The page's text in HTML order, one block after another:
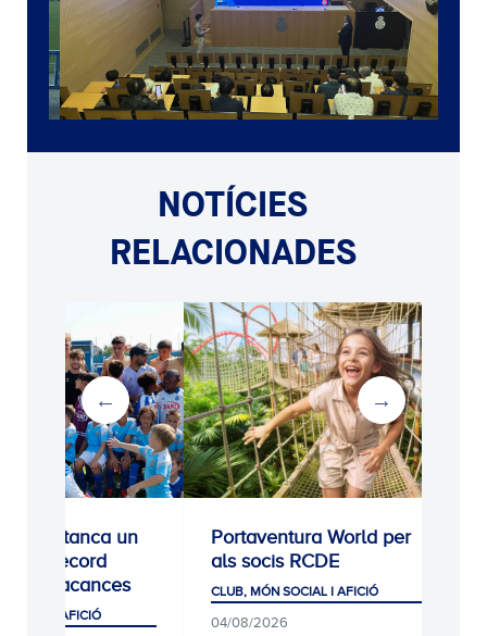
NOTÍCIES
RELACIONADES
RCDE tanca un
de rècord
les vacances
SOCIAL I AFICIÓ
Portaventura World per
als socis RCDE
CLUB, MÓN SOCIAL I AFICIÓ
04/08/2026